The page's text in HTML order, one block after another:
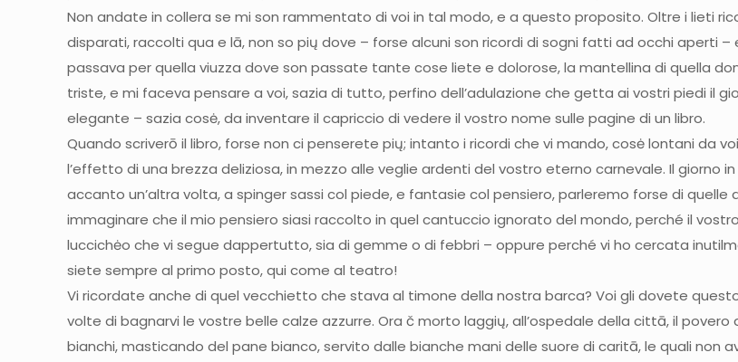
Non andate in collera se mi son rammentato di voi in tal modo, e a questo proposito. Oltre i lieti
disparati, raccolti qua e lā, non so pių dove – forse alcuni son ricordi di sogni fatti ad occhi aperti
passava per quella viuzza dove son passate tante cose liete e dolorose, la mantellina di quella
triste, e mi faceva pensare a voi, sazia di tutto, perfino dell’adulazione che getta ai vostri piedi il
elegante – sazia cosė, da inventare il capriccio di vedere il vostro nome sulle pagine di un libro.
Quando scriverō il libro, forse non ci penserete pių; intanto i ricordi che vi mando, cosė lontani da
l’effetto di una brezza deliziosa, in mezzo alle veglie ardenti del vostro eterno carnevale. Il giorno
accanto un’altra volta, a spinger sassi col piede, e fantasie col pensiero, parleremo forse di
immaginare che il mio pensiero siasi raccolto in quel cantuccio ignorato del mondo, perché il
luccichėo che vi segue dappertutto, sia di gemme o di febbri – oppure perché vi ho cercata
siete sempre al primo posto, qui come al teatro!
Vi ricordate anche di quel vecchietto che stava al timone della nostra barca? Voi gli dovete
volte di bagnarvi le vostre belle calze azzurre. Ora č morto laggių, all’ospedale della cittā, il
bianchi, masticando del pane bianco, servito dalle bianche mani delle suore di caritā, le quali non